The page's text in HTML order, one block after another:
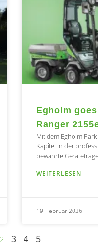
Egholm
Ranger
Mit dem Egholm
Kapitel in der
bewährte
WEITERLESEN
19. Februar 2026
2 3 4 5